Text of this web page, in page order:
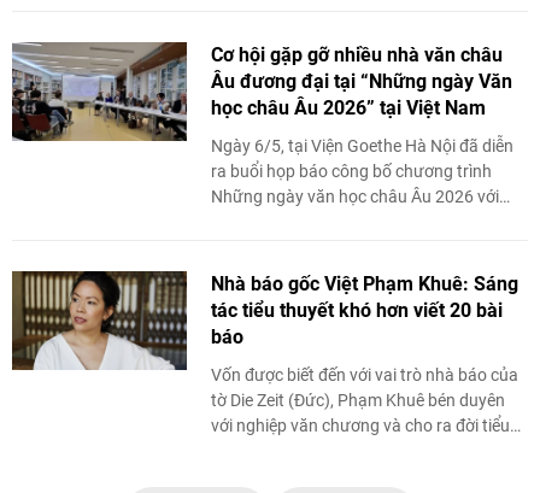
Cơ hội gặp gỡ nhiều nhà văn châu
Âu đương đại tại “Những ngày Văn
học châu Âu 2026” tại Việt Nam
Ngày 6/5, tại Viện Goethe Hà Nội đã diễn
ra buổi họp báo công bố chương trình
Những ngày văn học châu Âu 2026 với
Nhà báo gốc Việt Phạm Khuê: Sáng
tác tiểu thuyết khó hơn viết 20 bài
báo
Vốn được biết đến với vai trò nhà báo của
tờ Die Zeit (Đức), Phạm Khuê bén duyên
với nghiệp văn chương và cho ra đời tiểu